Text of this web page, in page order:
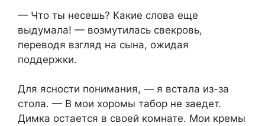
— Что ты несешь? Какие слова еще
выдумала! — возмутилась свекровь,
переводя взгляд на сына, ожидая
поддержки.
Для ясности понимания, — я встала из-за
стола. — В мои хоромы табор не заедет.
Димка остается в своей комнате. Мои кремы